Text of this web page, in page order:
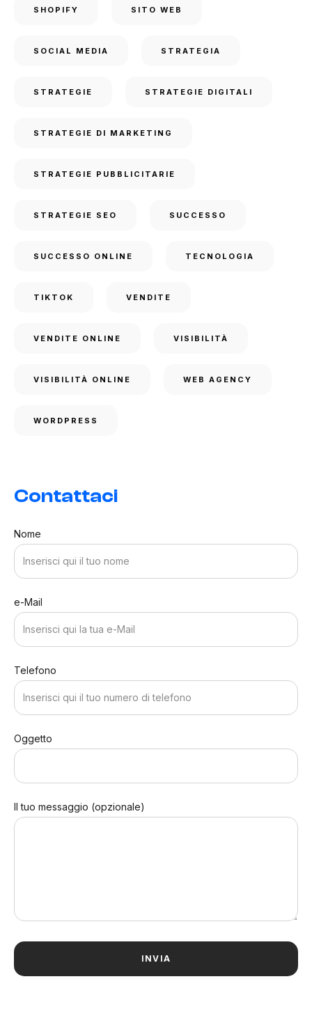
SHOPIFY SITO WEB
SOCIAL MEDIA STRATEGIA
STRATEGIE STRATEGIE DIGITALI
STRATEGIE DI MARKETING
STRATEGIE PUBBLICITARIE
STRATEGIE SEO SUCCESSO
SUCCESSO ONLINE TECNOLOGIA
TIKTOK VENDITE
VENDITE ONLINE VISIBILITÀ
VISIBILITÀ ONLINE WEB AGENCY
WORDPRESS
Contattaci
Nome
e-Mail
Telefono
Oggetto
Il tuo messaggio (opzionale)